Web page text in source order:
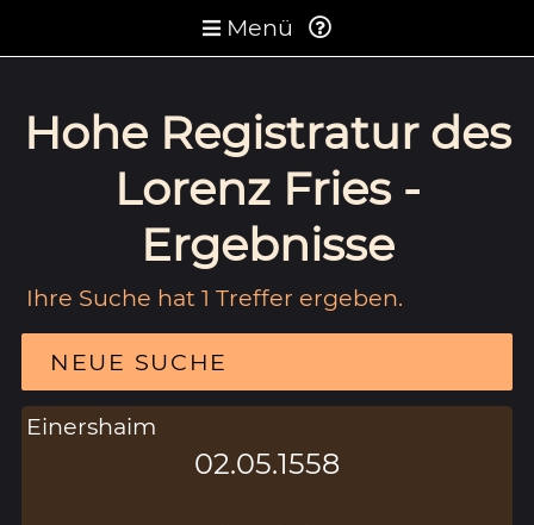
Menü
Hohe Registratur des
Lorenz Fries -
Ergebnisse
Ihre Suche hat 1 Treffer ergeben.
NEUE SUCHE
Einershaim
02.05.1558